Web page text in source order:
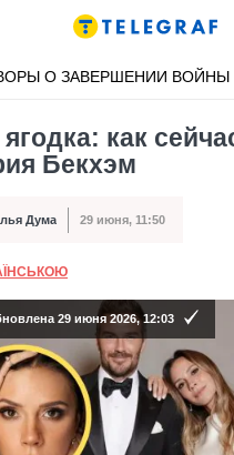
О ЗАВЕРШЕНИИ ВОЙНЫ
как
Бекхэм
Дума 29 июня, 11:50
29 июня 2026, 12:03